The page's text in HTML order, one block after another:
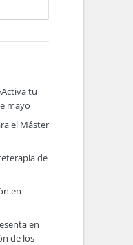
tu
mayo
el Máster
de
en
en
de los